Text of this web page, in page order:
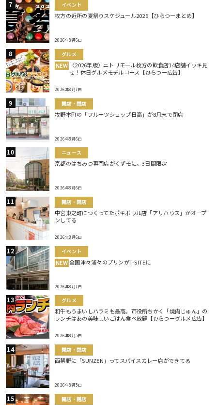
イベント
枚方の近所の夏祭りスケジュール2026【ひらつーまとめ】
2026年8月6日
グルメ
NEW 〈2026年版〉ニトリモール枚方の飲食店14店舗イッキ見
せ！休日グルメモデルコース【ひらつー広告】
2026年8月7日
開店・閉店
牧野本町の「フルーツショップ日高」が8月末で閉店
2026年8月6日
ニュース
京都のはちみつ専門店がくずモに。3日間限定
2026年8月6日
開店・閉店
中宮東之町につくってたポキボウル店「アリハウス」がオープ
ンしてる
2026年8月6日
イベント
NEW 全国津々浦々のプリンがT-SITEに
2026年8月7日
グルメ
和牛もうまいしハラミも最高。市役所ちかく「焼肉じゅん」の
ランチはあの美味しいごはん食べ放題【ひらつーグルメ広告】
2026年8月5日
開店・閉店
西禁野に「SUNZEN」ってスパイスカレー店ができてる
2026年8月5日
開店・閉店